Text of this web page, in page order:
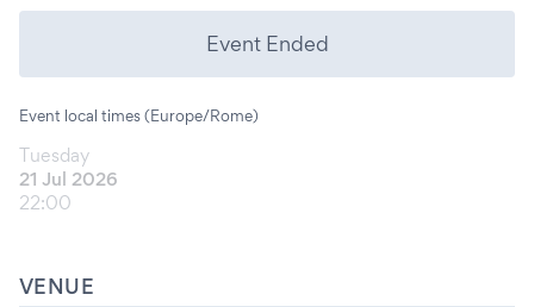
Event Ended
Event local times (Europe/Rome)
Tuesday
21 Jul 2026
22:00
VENUE